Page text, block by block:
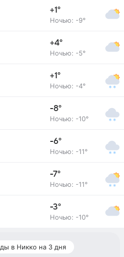
+1°
Ночью: -9°
+4°
Ночью: -5°
+1°
Ночью: -4°
-8°
Ночью: -10°
-6°
Ночью: -11°
-7°
Ночью: -11°
-3°
Ночью: -10°
в Никко на 3 дня